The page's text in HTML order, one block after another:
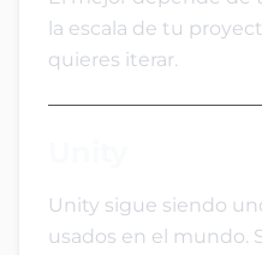
la escala de tu
quieres iterar.
Unity sigue siendo
usados en el mundo.